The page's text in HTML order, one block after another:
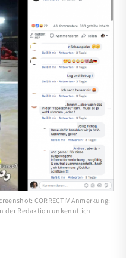
CORRECTIV Anmerkung:
der Redaktion unkenntlich